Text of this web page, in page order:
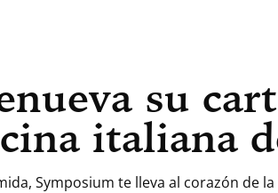
su
italiana
Symposium te lleva al corazón de